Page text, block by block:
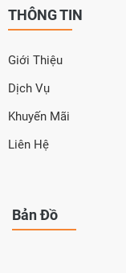
THÔNG TIN
Giới Thiệu
Dịch Vụ
Khuyến Mãi
Liên Hệ
Bản Đồ